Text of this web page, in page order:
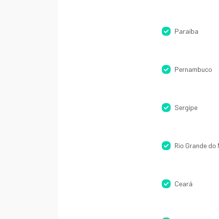
Paraíba
Pernambuco
Sergipe
Rio Grande do
Ceará